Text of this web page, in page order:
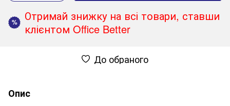
%
Отримай знижку на всі товари, ставши
клієнтом Office Better
До обраного
Опис